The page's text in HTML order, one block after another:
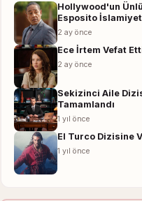
Hollywood'un
Esposito
2 ay önce
Ece İrtem Vefat
2 ay önce
Sekizinci Aile
Tamamlandı
1 yıl önce
El Turco Dizisine
1 yıl önce